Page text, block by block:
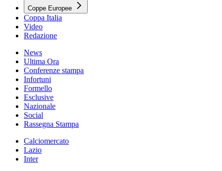
Coppe Europee
Coppa Italia
Video
Redazione
News
Ultima Ora
Conferenze stampa
Infortuni
Formello
Esclusive
Nazionale
Social
Rassegna Stampa
Calciomercato
Lazio
Inter